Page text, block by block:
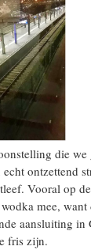
die
ontzettend
Vooral op
mee, want
aansluiting
fris zijn.